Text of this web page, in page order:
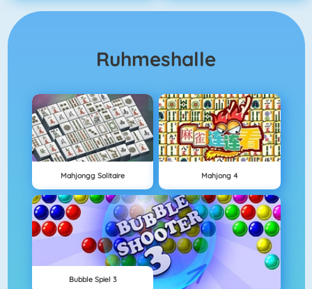
Ruhmeshalle
Mahjongg Solitaire Mahjong 4
Bubble Spiel 3